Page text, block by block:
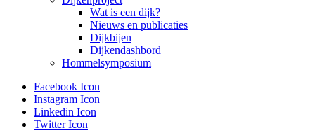
Wat is een dijk?
Nieuws en publicaties
Dijkbijen
Dijkendashbord
Hommelsymposium
Facebook Icon
Instagram Icon
Linkedin Icon
Twitter Icon